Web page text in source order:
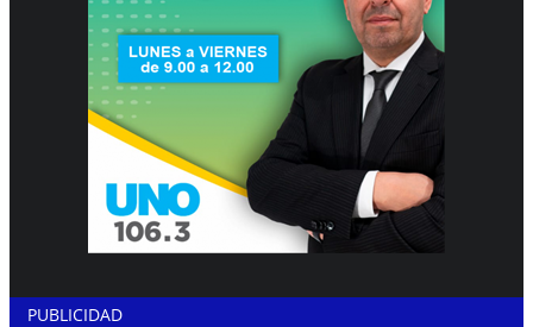
PUBLICIDAD